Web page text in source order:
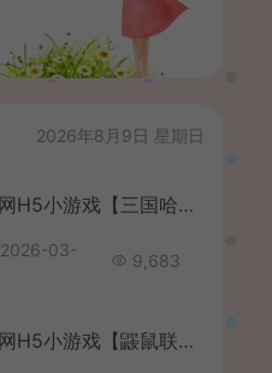
2026年8月9日 星期日
三网H5小游戏【三国哈哈哈】最新整理WIN系服务端+Linux手工服务端+详细搭建教程
2026-03-
9,683
三网H5小游戏【鼹鼠联萌】最新整理WIN系服务端+Linux手工服务端+详细搭建教程